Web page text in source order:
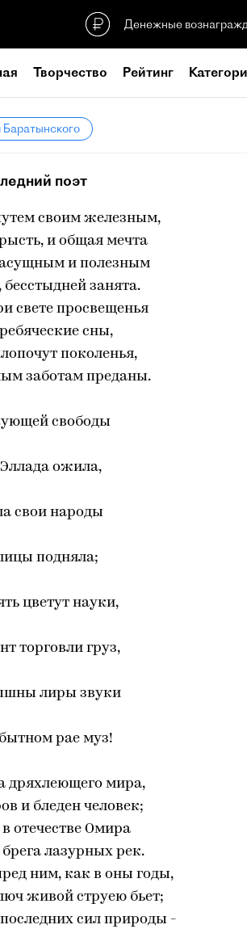
Денежные
Творчество Рейтинг
Баратынского
поэт
своим железным,
и общая мечта
и полезным
бесстыдней занята.
свете просвещенья
сны,
поколенья,
заботам преданы.
свободы
ожила,
свои народы
подняла;
цветут науки,
торговли груз,
лиры звуки
рае муз!
дряхлеющего мира,
и бледен человек;
отечестве Омира
лазурных рек.
ним, как в оны годы,
живой струею бьет;
сил природы -